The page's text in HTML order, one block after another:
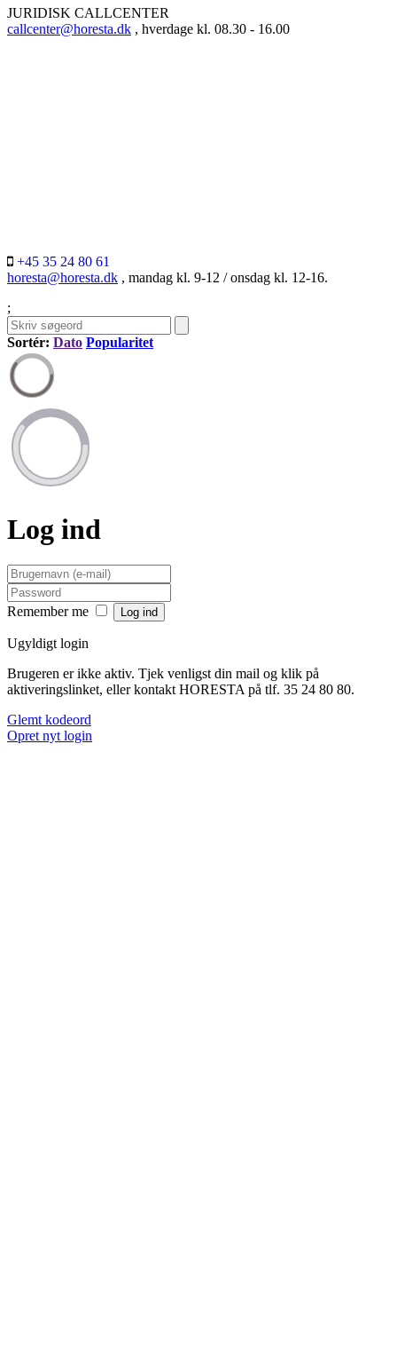
JURIDISK CALLCENTER
callcenter@horesta.dk , hverdage kl. 08.30 - 16.00
+45 35 24 80 61
horesta@horesta.dk , mandag kl. 9-12 / onsdag kl. 12-16.
;
Sortér: Dato Popularitet
Log ind
Remember me
Ugyldigt login
Brugeren er ikke aktiv. Tjek venligst din mail og klik på
aktiveringslinket, eller kontakt HORESTA på tlf. 35 24 80 80.
Glemt kodeord
Opret nyt login